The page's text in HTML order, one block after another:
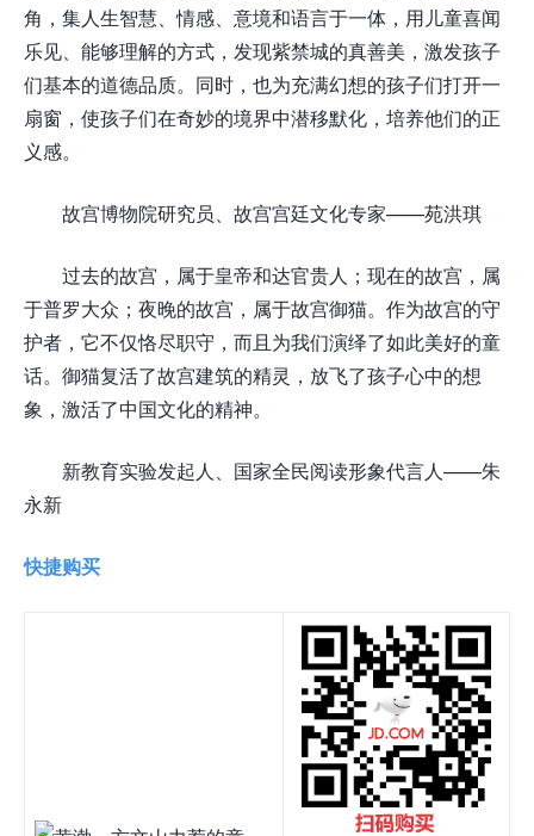
角，集人生智慧、情感、意境和语言于一体，用儿童喜闻
乐见、能够理解的方式，发现紫禁城的真善美，激发孩子
们基本的道德品质。同时，也为充满幻想的孩子们打开一
扇窗，使孩子们在奇妙的境界中潜移默化，培养他们的正
义感。
故宫博物院研究员、故宫宫廷文化专家——苑洪琪
过去的故宫，属于皇帝和达官贵人；现在的故宫，属
于普罗大众；夜晚的故宫，属于故宫御猫。作为故宫的守
护者，它不仅恪尽职守，而且为我们演绎了如此美好的童
话。御猫复活了故宫建筑的精灵，放飞了孩子心中的想
象，激活了中国文化的精神。
新教育实验发起人、国家全民阅读形象代言人——朱
永新
快捷购买